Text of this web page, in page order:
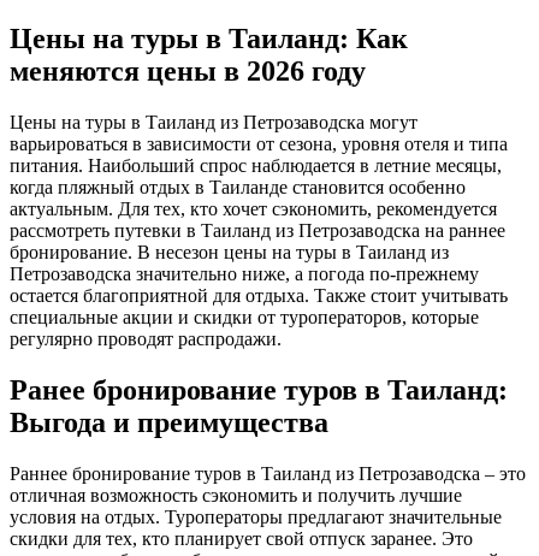
Цены на туры в Таиланд: Как
меняются цены в 2026 году
Цены на туры в Таиланд из Петрозаводска могут
варьироваться в зависимости от сезона, уровня отеля и типа
питания. Наибольший спрос наблюдается в летние месяцы,
когда пляжный отдых в Таиланде становится особенно
актуальным. Для тех, кто хочет сэкономить, рекомендуется
рассмотреть путевки в Таиланд из Петрозаводска на раннее
бронирование. В несезон цены на туры в Таиланд из
Петрозаводска значительно ниже, а погода по-прежнему
остается благоприятной для отдыха. Также стоит учитывать
специальные акции и скидки от туроператоров, которые
регулярно проводят распродажи.
Ранее бронирование туров в Таиланд:
Выгода и преимущества
Раннее бронирование туров в Таиланд из Петрозаводска – это
отличная возможность сэкономить и получить лучшие
условия на отдых. Туроператоры предлагают значительные
скидки для тех, кто планирует свой отпуск заранее. Это